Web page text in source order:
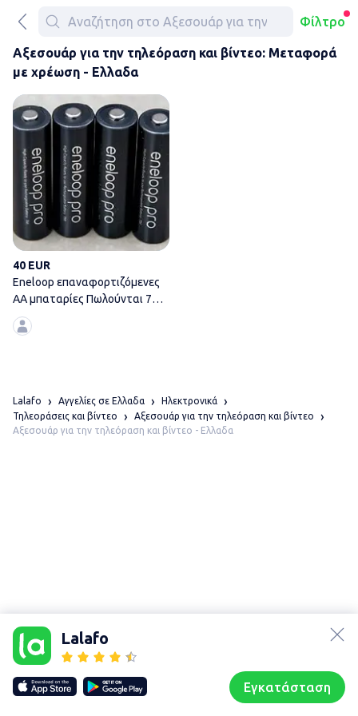
Φίλτρο
Αξεσουάρ για την τηλεόραση και βίντεο: Μεταφορά
με χρέωση - Ελλαδα
40 EUR
Eneloop επαναφορτιζόμενες
ΑΑ μπαταρίες Πωλούνται 7
επαναφορτιζόμενες
Lalafo
Εγκατάσταση
Lalafo Αγγελίες σε Ελλαδα
Ηλεκτρονικά
Τηλεοράσεις και βίντεο
Αξεσουάρ για την τηλεόραση και βίντεο
Αξεσουάρ για την τηλεόραση και βίντεο - Ελλαδα
Our websites
lalafo.kg
lalafo.rs
lalafo.pl
Sitemap
Συζητήσεις Προφίλ